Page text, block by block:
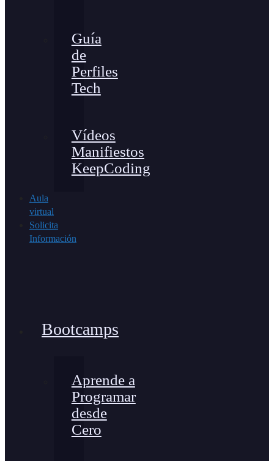
Guía
de
Perfiles
Tech
Vídeos
Manifiestos
KeepCoding
Aula
virtual
Solicita
Información
Bootcamps
Aprende a
Programar
desde
Cero